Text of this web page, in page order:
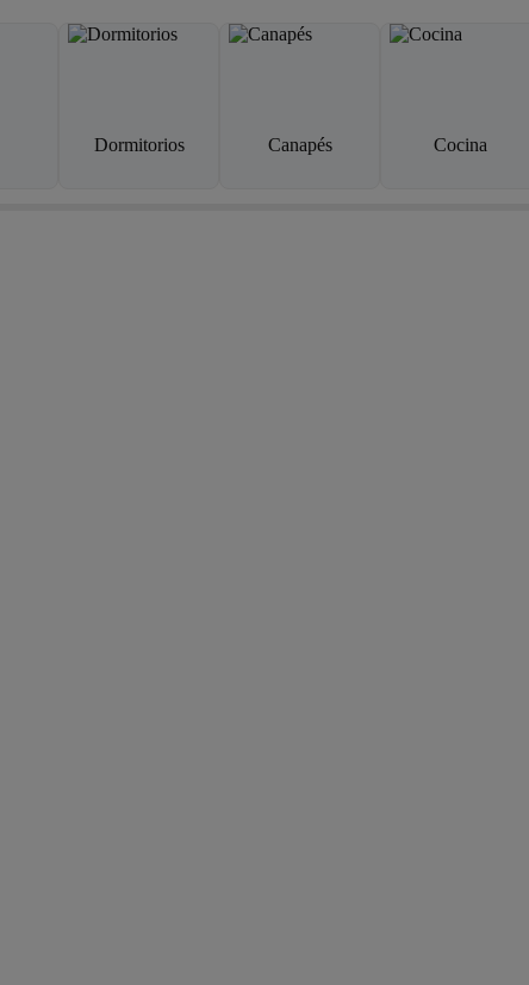
Dormitorios Canapés Cocina